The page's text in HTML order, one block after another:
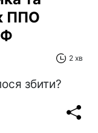
ППО
2 хв
збити?